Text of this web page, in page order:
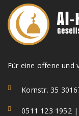
Für eine offene und
Kornstr. 35
0511 123 1952 |